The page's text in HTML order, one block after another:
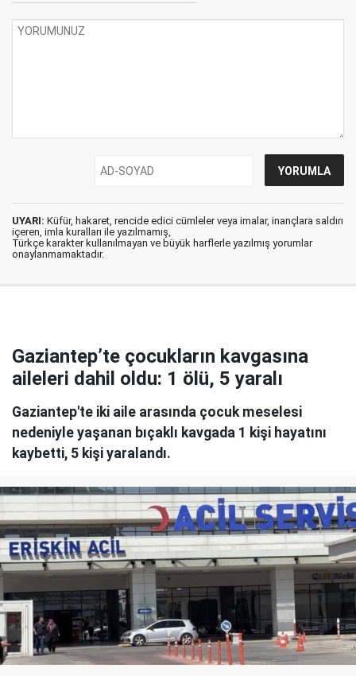
UYARI: Küfür, hakaret, rencide edici cümleler veya imalar, inançlara saldırı
içeren, imla kuralları ile yazılmamış,
Türkçe karakter kullanılmayan ve büyük harflerle yazılmış yorumlar
onaylanmamaktadır.
Gaziantep’te çocukların kavgasına
aileleri dahil oldu: 1 ölü, 5 yaralı
Gaziantep'te iki aile arasında çocuk meselesi
nedeniyle yaşanan bıçaklı kavgada 1 kişi hayatını
kaybetti, 5 kişi yaralandı.